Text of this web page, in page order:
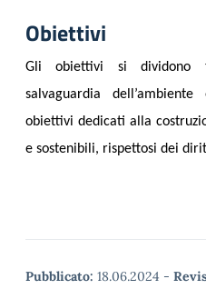
Obiettivi
Gli obiettivi si dividono
salvaguardia
obiettivi dedicati alla
e sostenibili, rispettosi dei
Pubblicato: 18.06.2024 -